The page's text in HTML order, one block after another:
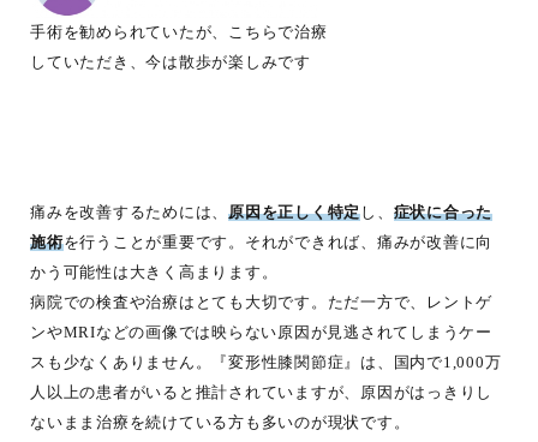
手術を勧められていたが、こちらで治療
していただき、今は散歩が楽しみです
痛みを改善するためには、 原因を正しく特定し、 症状に合った
施術を行うことが重要です。それができれば、痛みが改善に向
かう可能性は大きく高まります。
病院での検査や治療はとても大切です。ただ一方で、レントゲ
ンやMRIなどの画像では映らない原因が見逃されてしまうケー
スも少なくありません。『変形性膝関節症』は、国内で1,000万
人以上の患者がいると推計されていますが、原因がはっきりし
ないまま治療を続けている方も多いのが現状です。